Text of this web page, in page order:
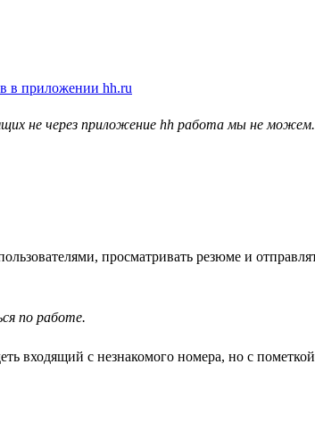
не через приложение hh работа мы не можем.
просматривать резюме и
по работе.
входящий с незнакомого номера, но с